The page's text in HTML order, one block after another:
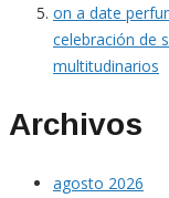
on a date
celebración de
multitudinarios
Archivos
agosto 2026